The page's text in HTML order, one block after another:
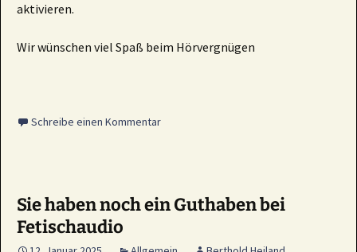
aktivieren.
Wir wünschen viel Spaß beim Hörvergnügen
Schreibe einen Kommentar
Sie haben noch ein Guthaben bei
Fetischaudio